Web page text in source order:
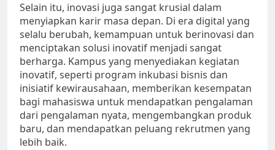
Selain itu, inovasi juga sangat krusial dalam
menyiapkan karir masa depan. Di era digital yang
selalu berubah, kemampuan untuk berinovasi dan
menciptakan solusi inovatif menjadi sangat
berharga. Kampus yang menyediakan kegiatan
inovatif, seperti program inkubasi bisnis dan
inisiatif kewirausahaan, memberikan kesempatan
bagi mahasiswa untuk mendapatkan pengalaman
dari pengalaman nyata, mengembangkan produk
baru, dan mendapatkan peluang rekrutmen yang
lebih baik.